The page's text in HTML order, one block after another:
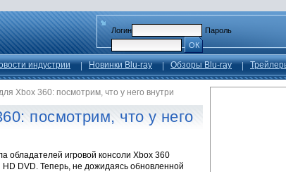
Логин
Пароль
ОК
индустрии Новинки Blu-ray Обзоры Blu-ray
Xbox 360: посмотрим, что у него внутри
посмотрим, что у него
обладателей игровой консоли Xbox 360
DVD. Теперь, не дожидаясь обновленной